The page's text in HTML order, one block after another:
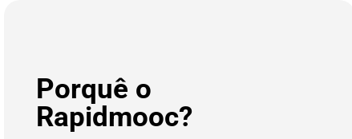
Porquê o
Rapidmooc?